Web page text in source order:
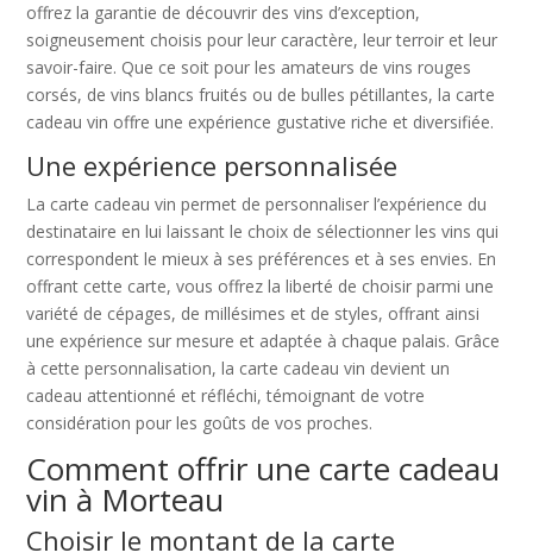
offrez la garantie de découvrir des vins d’exception,
soigneusement choisis pour leur caractère, leur terroir et leur
savoir-faire. Que ce soit pour les amateurs de vins rouges
corsés, de vins blancs fruités ou de bulles pétillantes, la carte
cadeau vin offre une expérience gustative riche et diversifiée.
Une expérience personnalisée
La carte cadeau vin permet de personnaliser l’expérience du
destinataire en lui laissant le choix de sélectionner les vins qui
correspondent le mieux à ses préférences et à ses envies. En
offrant cette carte, vous offrez la liberté de choisir parmi une
variété de cépages, de millésimes et de styles, offrant ainsi
une expérience sur mesure et adaptée à chaque palais. Grâce
à cette personnalisation, la carte cadeau vin devient un
cadeau attentionné et réfléchi, témoignant de votre
considération pour les goûts de vos proches.
Comment offrir une carte cadeau
vin à Morteau
Choisir le montant de la carte